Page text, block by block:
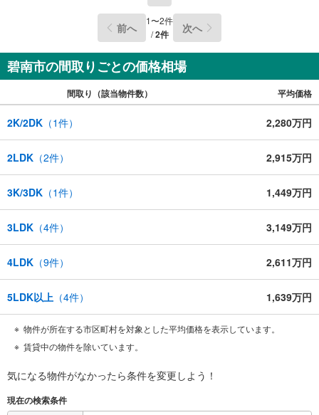
前へ 1〜2件
/2件 次へ
碧南市の間取りごとの価格相場
間取り（該当物件数） 平均価格
2K/2DK （1件） 2,280万円
2LDK （2件） 2,915万円
3K/3DK （1件） 1,449万円
3LDK （4件） 3,149万円
4LDK （9件） 2,611万円
5LDK以上 （4件） 1,639万円
物件が所在する市区町村を対象とした平均価格を表示しています。
賃貸中の物件を除いています。
気になる物件がなかったら条件を変更しよう！
現在の検索条件